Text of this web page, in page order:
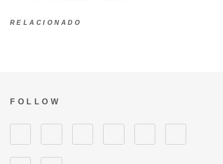
RELACIONADO
FOLLOW